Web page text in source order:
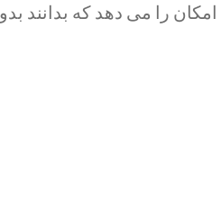
را می دهد که بدانند